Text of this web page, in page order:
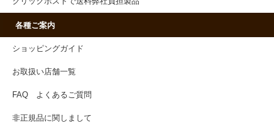
各種ご案内
ショッピングガイド
お取扱い店舗一覧
FAQ よくあるご質問
非正規品に関しまして